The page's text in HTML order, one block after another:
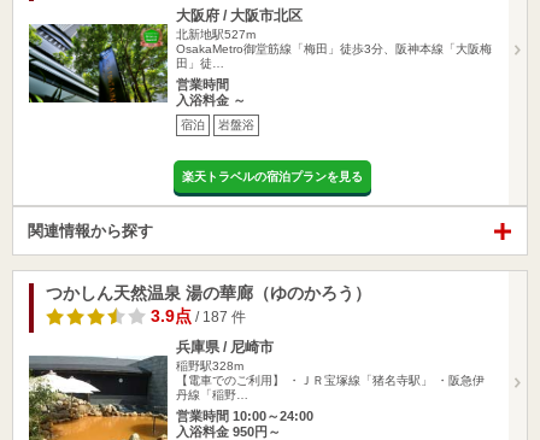
大阪府 / 大阪市北区
北新地駅527m
OsakaMetro御堂筋線「梅田」徒歩3分、阪神本線「大阪梅
田」徒…
営業時間
入浴料金 ～
宿泊 岩盤浴
楽天トラベルの宿泊プランを見る
関連情報から探す
つかしん天然温泉 湯の華廊（ゆのかろう）
3.9点 / 187 件
兵庫県 / 尼崎市
稲野駅328m
【電車でのご利用】 ・ＪＲ宝塚線「猪名寺駅」 ・阪急伊
丹線「稲野…
営業時間 10:00～24:00
入浴料金 950円～